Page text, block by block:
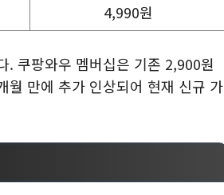
4,990원
. 쿠팡와우 멤버십은 기존 2,900원
만에 추가 인상되어 현재 신규 가